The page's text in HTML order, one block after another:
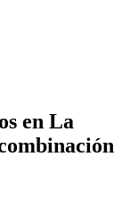
en La